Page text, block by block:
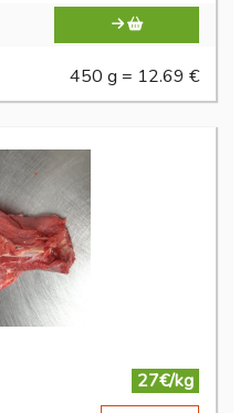
450 g = 12.69 €
27€/kg